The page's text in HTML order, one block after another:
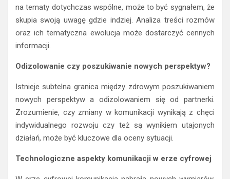
na tematy dotychczas wspólne, może to być sygnałem, że
skupia swoją uwagę gdzie indziej. Analiza treści rozmów
oraz ich tematyczna ewolucja może dostarczyć cennych
informacji.
Odizolowanie czy poszukiwanie nowych perspektyw?
Istnieje subtelna granica między zdrowym poszukiwaniem
nowych perspektyw a odizolowaniem się od partnerki.
Zrozumienie, czy zmiany w komunikacji wynikają z chęci
indywidualnego rozwoju czy też są wynikiem utajonych
działań, może być kluczowe dla oceny sytuacji.
Technologiczne aspekty komunikacji w erze cyfrowej